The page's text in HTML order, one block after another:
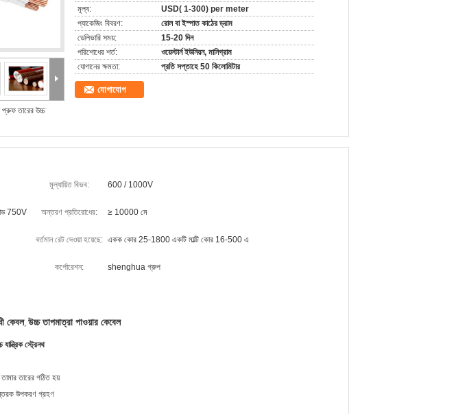
প্রুফ তারের উচ্চ
মূল্য:
USD( 1-300) per meter
প্যাকেজিং বিবরণ:
রোল বা ইস্পাত কাঠের ড্রাম
ডেলিভারি সময়:
15-20 দিন
পরিশোধের শর্ত:
ওয়েস্টার্ন ইউনিয়ন, মানিগ্রাম
যোগানের ক্ষমতা:
প্রতি সপ্তাহে 50 কিলোমিটার
যোগাযোগ
মূল্যায়িত বিভব: 600 / 1000V
750V অন্তরণ প্রতিরোধের: ≥ 10000 মে
বর্তমান রেট দেওয়া হয়েছে: একক কোর 25-1800 একটি মাল্টি কোর 16-500 এ
কর্পোরেশন: shenghua গ্রুপ
কেবল, উচ্চ তাপমাত্রা পাওয়ার কেবেল
স্ট্রেনথ
তারের গঠিত হয়
উপকরণ গ্রহণ